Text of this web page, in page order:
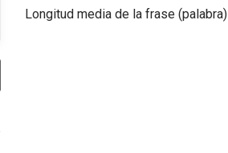
Longitud media de la frase (palabra)